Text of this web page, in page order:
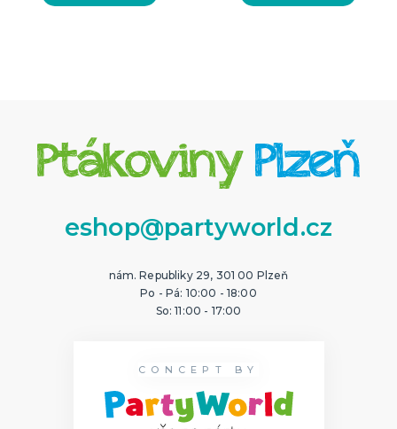
eshop@partyworld.cz
nám. Republiky 29, 301 00 Plzeň
Po - Pá: 10:00 - 18:00
So: 11:00 - 17:00
CONCEPT BY